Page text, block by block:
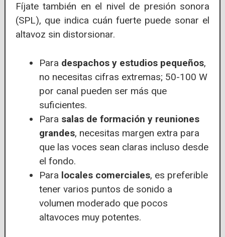
Fíjate también en el nivel de presión sonora
(SPL), que indica cuán fuerte puede sonar el
altavoz sin distorsionar.
Para despachos y estudios pequeños,
no necesitas cifras extremas; 50-100 W
por canal pueden ser más que
suficientes.
Para salas de formación y reuniones
grandes, necesitas margen extra para
que las voces sean claras incluso desde
el fondo.
Para locales comerciales, es preferible
tener varios puntos de sonido a
volumen moderado que pocos
altavoces muy potentes.